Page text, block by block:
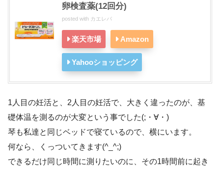
卵検査薬(12回分)
posted with カエレバ
楽天市場 Amazon
Yahooショッピング
1人目の妊活と、2人目の妊活で、大きく違ったのが、基
礎体温を測るのが大変という事でした(;・∀・)
琴も私達と同じベッドで寝ているので、横にいます。
何なら、くっついてきます(^_^;)
できるだけ同じ時間に測りたいのに、その1時間前に起き